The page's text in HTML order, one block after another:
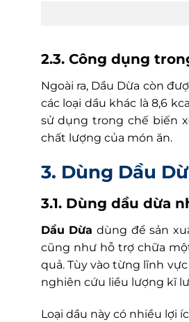
2.3. Công dụng
Ngoài ra, Dầu Dừa còn
các loại dầu khác là 8,6
sử dụng trong chế biến
chất lượng của món ăn.
3. Dùng Dầu
3.1. Dùng dầu dừa
Dầu Dừa dùng để sản
cũng như hỗ trợ chữa
quả. Tùy vào từng lĩnh
nghiên cứu liều lượng kĩ
Loại dầu này có nhiều lợi